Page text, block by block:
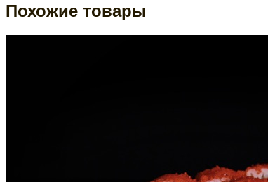
Похожие товары